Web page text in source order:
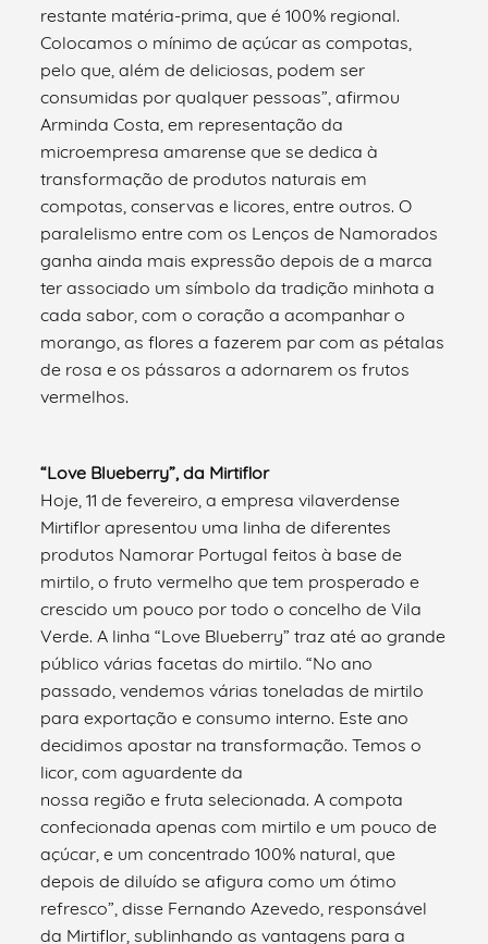
restante matéria-prima, que é 100% regional.
Colocamos o mínimo de açúcar as compotas,
pelo que, além de deliciosas, podem ser
consumidas por qualquer pessoas”, afirmou
Arminda Costa, em representação da
microempresa amarense que se dedica à
transformação de produtos naturais em
compotas, conservas e licores, entre outros. O
paralelismo entre com os Lenços de Namorados
ganha ainda mais expressão depois de a marca
ter associado um símbolo da tradição minhota a
cada sabor, com o coração a acompanhar o
morango, as flores a fazerem par com as pétalas
de rosa e os pássaros a adornarem os frutos
vermelhos.
“Love Blueberry”, da Mirtiflor
Hoje, 11 de fevereiro, a empresa vilaverdense
Mirtiflor apresentou uma linha de diferentes
produtos Namorar Portugal feitos à base de
mirtilo, o fruto vermelho que tem prosperado e
crescido um pouco por todo o concelho de Vila
Verde. A linha “Love Blueberry” traz até ao grande
público várias facetas do mirtilo. “No ano
passado, vendemos várias toneladas de mirtilo
para exportação e consumo interno. Este ano
decidimos apostar na transformação. Temos o
licor, com aguardente da
nossa região e fruta selecionada. A compota
confecionada apenas com mirtilo e um pouco de
açúcar, e um concentrado 100% natural, que
depois de diluído se afigura como um ótimo
refresco”, disse Fernando Azevedo, responsável
da Mirtiflor, sublinhando as vantagens para a